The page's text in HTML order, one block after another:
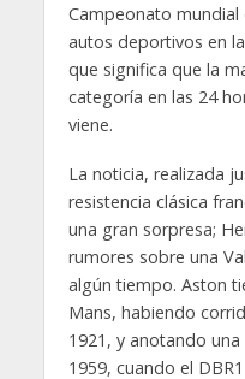
Campeonato mundial
autos deportivos en
que significa que la
categoría en las 24
viene.
La noticia, realizada
resistencia clásica
una gran sorpresa;
rumores sobre una
algún tiempo. Aston
Mans, habiendo
1921, y anotando
1959, cuando el